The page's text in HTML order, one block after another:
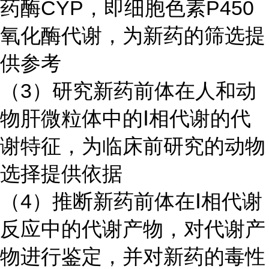
药酶CYP ，即细胞色素P450
氧化酶代谢，为新药的筛选提
供参考
（3）研究新药前体在人和动
物肝微粒体中的Ⅰ相代谢的代
谢特征，为临床前研究的动物
选择提供依据
（4）推断新药前体在Ⅰ相代谢
反应中的代谢产物，对代谢产
物进行鉴定，并对新药的毒性